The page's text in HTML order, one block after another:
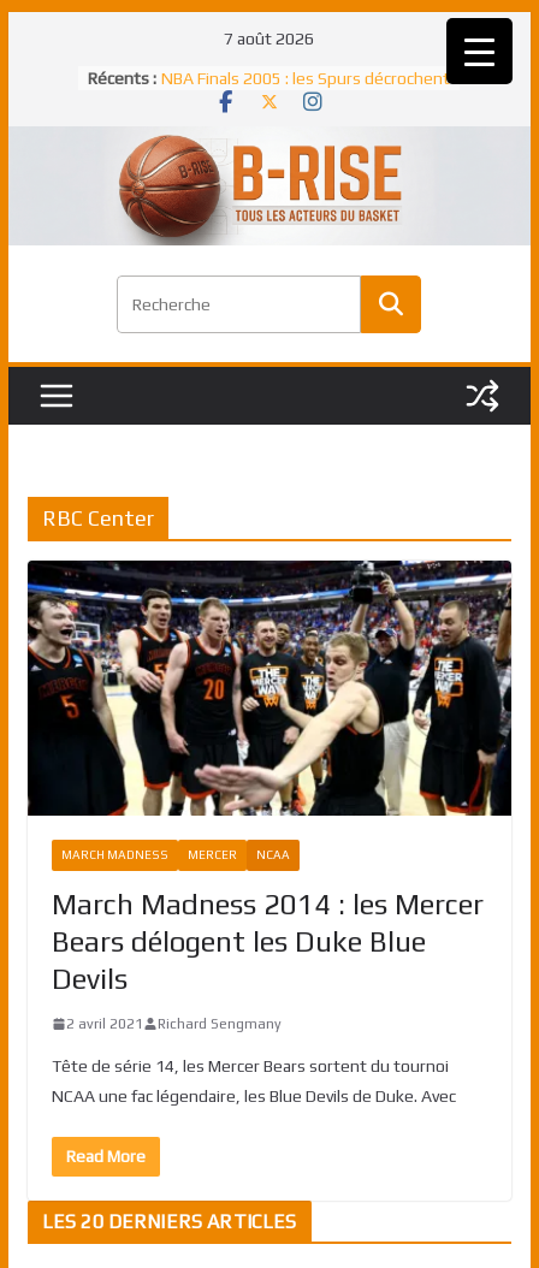
7 août 2026
Récents : NBA Finals 2005 : les Spurs décrochent
un troisième titre NBA, la rude bataille
NBA Finals 2021 : les Bucks et Giannis
Antetokounmpo triomphent, le Greek
Freek élu MVP
Shai Gilgeous-Alexander : son premier
match à plus de 40 points en NBA, le
Pau Gasol dans l’histoire en 2002 :
premier européen sacré Rookie de
Rudy Gobert, deuxième Français élu
RBC Center
MARCH MADNESS MERCER NCAA
March Madness 2014 : les Mercer
Bears délogent les Duke Blue
Devils
2 avril 2021 Richard Sengmany
Tête de série 14, les Mercer Bears sortent du tournoi
NCAA une fac légendaire, les Blue Devils de Duke. Avec
Read More
LES 20 DERNIERS ARTICLES